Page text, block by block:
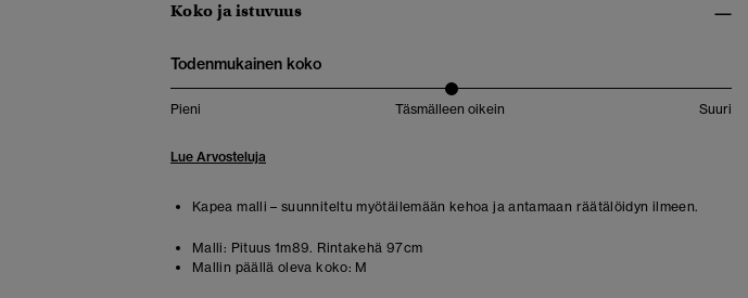
Koko ja istuvuus
Todenmukainen koko
Pieni Täsmälleen oikein Suuri
Lue Arvosteluja
Kapea malli – suunniteltu myötäilemään kehoa ja antamaan räätälöidyn ilmeen.
Malli: Pituus 1m89. Rintakehä 97cm
Mallin päällä oleva koko: M